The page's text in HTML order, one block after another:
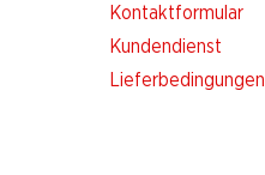
Kontaktformular
Kundendienst
Lieferbedingungen